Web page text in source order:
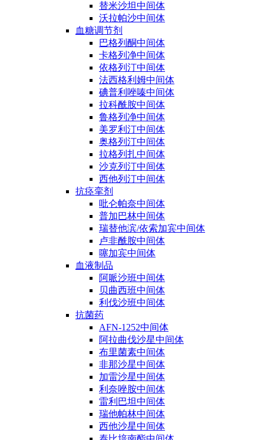
替米沙坦中间体
沃拉帕沙中间体
血糖调节剂
巴格列酮中间体
卡格列净中间体
依格列汀中间体
法西格利姆中间体
碘普利唑嗪中间体
拉科酰胺中间体
鲁格列净中间体
美罗利汀中间体
奥格列汀中间体
拉格列扎中间体
沙克列汀中间体
西他列汀中间体
抗痉挛剂
吡仑帕奈中间体
普加巴林中间体
瑞替他滨/依索加宾中间体
卢非酰胺中间体
噻加宾中间体
血液制品
阿哌沙班中间体
贝曲西班中间体
利伐沙班中间体
抗菌药
AFN-1252中间体
阿拉曲伐沙星中间体
布里菌素中间体
非那沙星中间体
加雷沙星中间体
利奈唑胺中间体
雷利巴坦中间体
瑞他帕林中间体
西他沙星中间体